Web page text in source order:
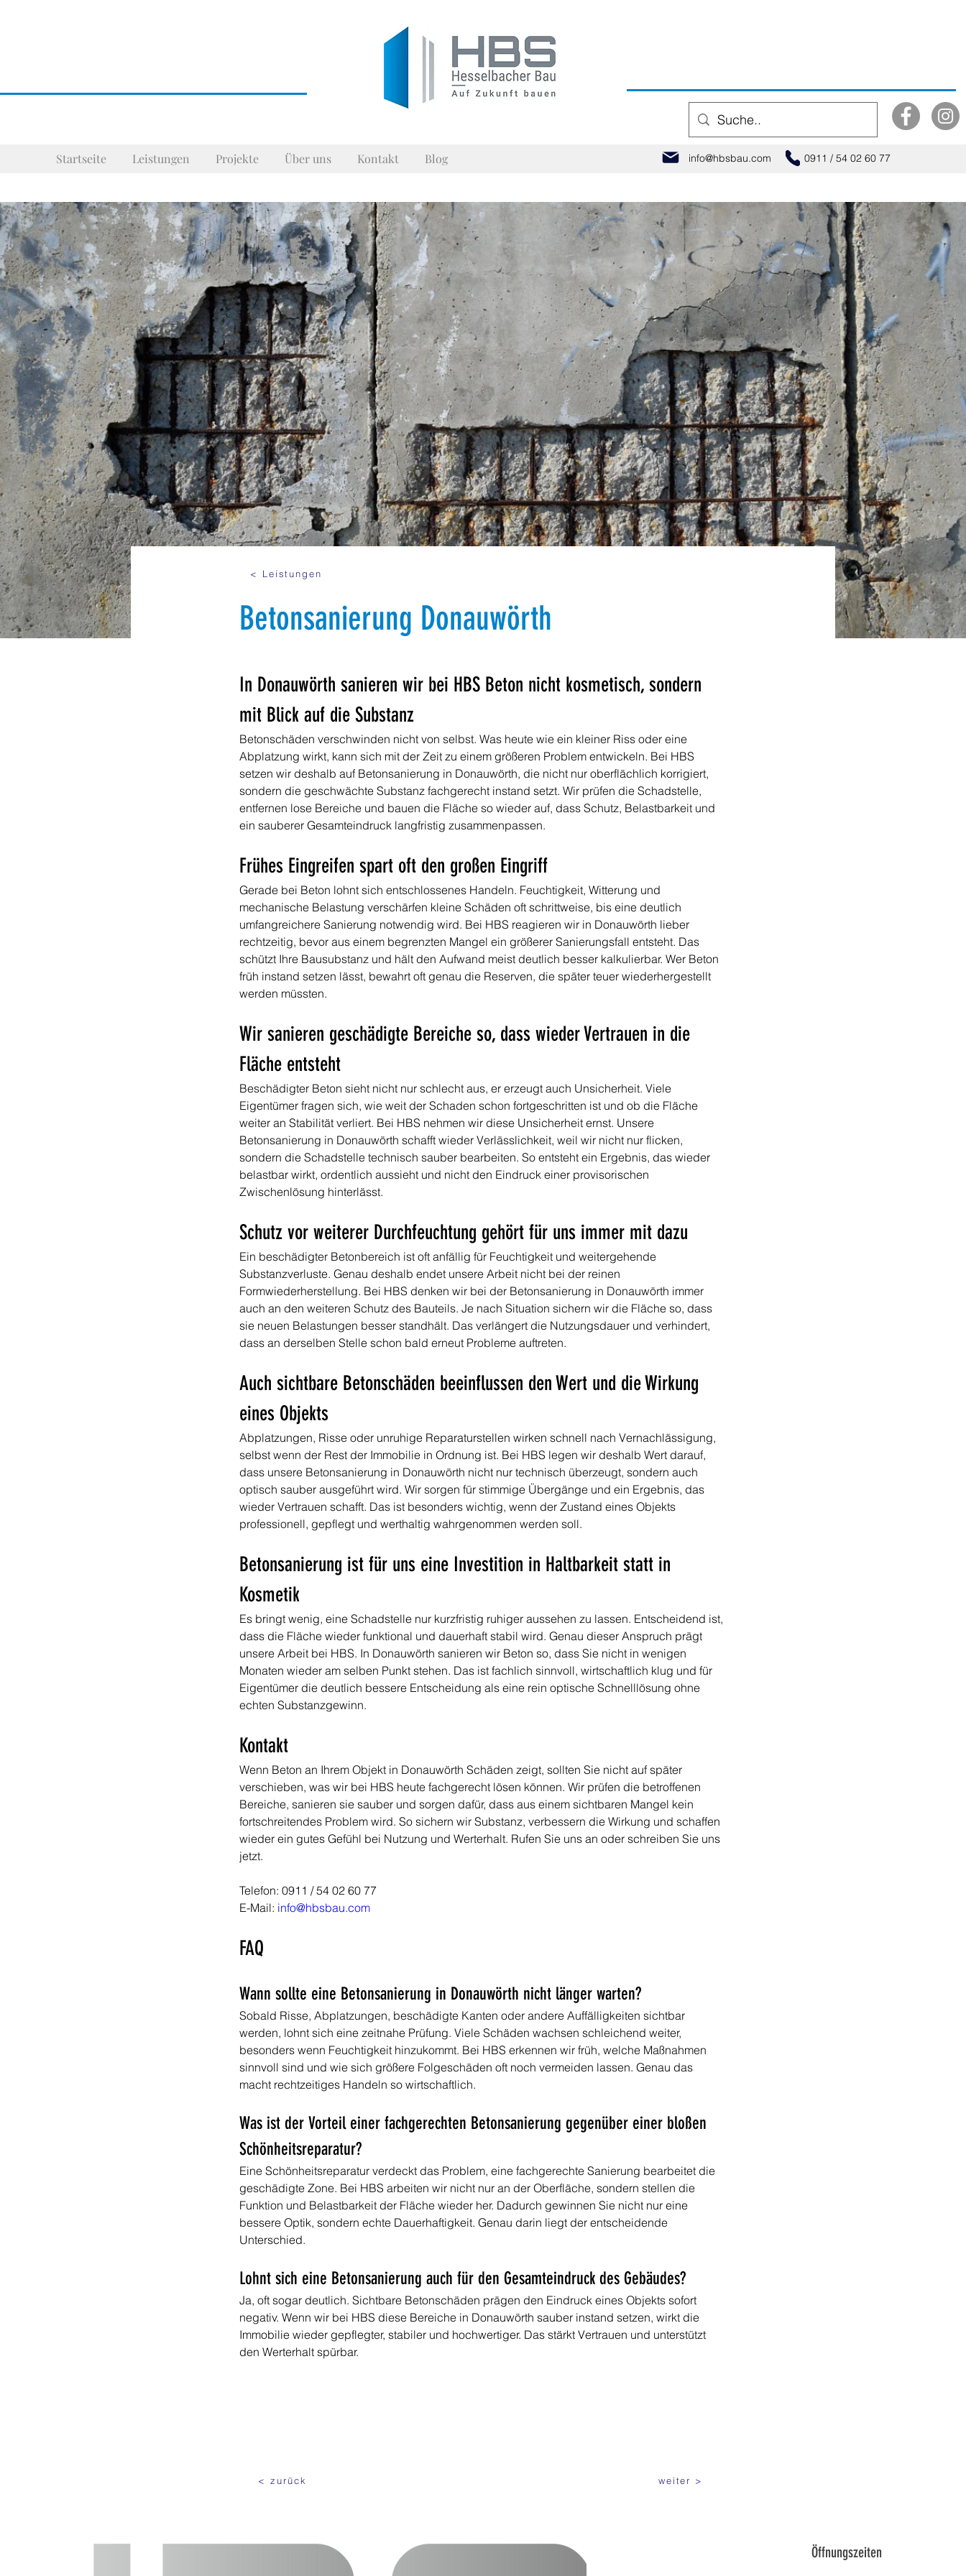
Startseite Leistungen Projekte Über uns Kontakt Blog info@hbsbau.com 0911 / 54 02 60 77
< Leistungen
Betonsanierung Donauwörth
In Donauwörth sanieren wir bei HBS Beton nicht kosmetisch, sondern
mit Blick auf die Substanz
Betonschäden verschwinden nicht von selbst. Was heute wie ein kleiner Riss oder eine
Abplatzung wirkt, kann sich mit der Zeit zu einem größeren Problem entwickeln. Bei HBS
setzen wir deshalb auf Betonsanierung in Donauwörth, die nicht nur oberflächlich korrigiert,
sondern die geschwächte Substanz fachgerecht instand setzt. Wir prüfen die Schadstelle,
entfernen lose Bereiche und bauen die Fläche so wieder auf, dass Schutz, Belastbarkeit und
ein sauberer Gesamteindruck langfristig zusammenpassen.
Frühes Eingreifen spart oft den großen Eingriff
Gerade bei Beton lohnt sich entschlossenes Handeln. Feuchtigkeit, Witterung und
mechanische Belastung verschärfen kleine Schäden oft schrittweise, bis eine deutlich
umfangreichere Sanierung notwendig wird. Bei HBS reagieren wir in Donauwörth lieber
rechtzeitig, bevor aus einem begrenzten Mangel ein größerer Sanierungsfall entsteht. Das
schützt Ihre Bausubstanz und hält den Aufwand meist deutlich besser kalkulierbar. Wer Beton
früh instand setzen lässt, bewahrt oft genau die Reserven, die später teuer wiederhergestellt
werden müssten.
Wir sanieren geschädigte Bereiche so, dass wieder Vertrauen in die
Fläche entsteht
Beschädigter Beton sieht nicht nur schlecht aus, er erzeugt auch Unsicherheit. Viele
Eigentümer fragen sich, wie weit der Schaden schon fortgeschritten ist und ob die Fläche
weiter an Stabilität verliert. Bei HBS nehmen wir diese Unsicherheit ernst. Unsere
Betonsanierung in Donauwörth schafft wieder Verlässlichkeit, weil wir nicht nur flicken,
sondern die Schadstelle technisch sauber bearbeiten. So entsteht ein Ergebnis, das wieder
belastbar wirkt, ordentlich aussieht und nicht den Eindruck einer provisorischen
Zwischenlösung hinterlässt.
Schutz vor weiterer Durchfeuchtung gehört für uns immer mit dazu
Ein beschädigter Betonbereich ist oft anfällig für Feuchtigkeit und weitergehende
Substanzverluste. Genau deshalb endet unsere Arbeit nicht bei der reinen
Formwiederherstellung. Bei HBS denken wir bei der Betonsanierung in Donauwörth immer
auch an den weiteren Schutz des Bauteils. Je nach Situation sichern wir die Fläche so, dass
sie neuen Belastungen besser standhält. Das verlängert die Nutzungsdauer und verhindert,
dass an derselben Stelle schon bald erneut Probleme auftreten.
Auch sichtbare Betonschäden beeinflussen den Wert und die Wirkung
eines Objekts
Abplatzungen, Risse oder unruhige Reparaturstellen wirken schnell nach Vernachlässigung,
selbst wenn der Rest der Immobilie in Ordnung ist. Bei HBS legen wir deshalb Wert darauf,
dass unsere Betonsanierung in Donauwörth nicht nur technisch überzeugt, sondern auch
optisch sauber ausgeführt wird. Wir sorgen für stimmige Übergänge und ein Ergebnis, das
wieder Vertrauen schafft. Das ist besonders wichtig, wenn der Zustand eines Objekts
professionell, gepflegt und werthaltig wahrgenommen werden soll.
Betonsanierung ist für uns eine Investition in Haltbarkeit statt in
Kosmetik
Es bringt wenig, eine Schadstelle nur kurzfristig ruhiger aussehen zu lassen. Entscheidend ist,
dass die Fläche wieder funktional und dauerhaft stabil wird. Genau dieser Anspruch prägt
unsere Arbeit bei HBS. In Donauwörth sanieren wir Beton so, dass Sie nicht in wenigen
Monaten wieder am selben Punkt stehen. Das ist fachlich sinnvoll, wirtschaftlich klug und für
Eigentümer die deutlich bessere Entscheidung als eine rein optische Schnelllösung ohne
echten Substanzgewinn.
Kontakt
Wenn Beton an Ihrem Objekt in Donauwörth Schäden zeigt, sollten Sie nicht auf später
verschieben, was wir bei HBS heute fachgerecht lösen können. Wir prüfen die betroffenen
Bereiche, sanieren sie sauber und sorgen dafür, dass aus einem sichtbaren Mangel kein
fortschreitendes Problem wird. So sichern wir Substanz, verbessern die Wirkung und schaffen
wieder ein gutes Gefühl bei Nutzung und Werterhalt. Rufen Sie uns an oder schreiben Sie uns
jetzt.
Telefon: 0911 / 54 02 60 77
E-Mail: info@hbsbau.com
FAQ
Wann sollte eine Betonsanierung in Donauwörth nicht länger warten?
Sobald Risse, Abplatzungen, beschädigte Kanten oder andere Auffälligkeiten sichtbar
werden, lohnt sich eine zeitnahe Prüfung. Viele Schäden wachsen schleichend weiter,
besonders wenn Feuchtigkeit hinzukommt. Bei HBS erkennen wir früh, welche Maßnahmen
sinnvoll sind und wie sich größere Folgeschäden oft noch vermeiden lassen. Genau das
macht rechtzeitiges Handeln so wirtschaftlich.
Was ist der Vorteil einer fachgerechten Betonsanierung gegenüber einer bloßen
Schönheitsreparatur?
Eine Schönheitsreparatur verdeckt das Problem, eine fachgerechte Sanierung bearbeitet die
geschädigte Zone. Bei HBS arbeiten wir nicht nur an der Oberfläche, sondern stellen die
Funktion und Belastbarkeit der Fläche wieder her. Dadurch gewinnen Sie nicht nur eine
bessere Optik, sondern echte Dauerhaftigkeit. Genau darin liegt der entscheidende
Unterschied.
Lohnt sich eine Betonsanierung auch für den Gesamteindruck des Gebäudes?
Ja, oft sogar deutlich. Sichtbare Betonschäden prägen den Eindruck eines Objekts sofort
negativ. Wenn wir bei HBS diese Bereiche in Donauwörth sauber instand setzen, wirkt die
Immobilie wieder gepflegter, stabiler und hochwertiger. Das stärkt Vertrauen und unterstützt
den Werterhalt spürbar.
< zurück weiter >
Öffnungszeiten